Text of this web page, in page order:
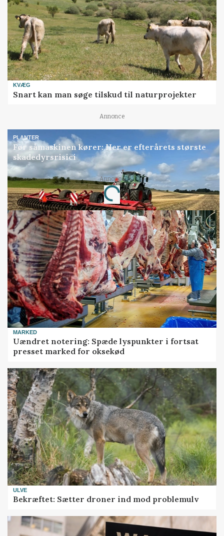
KVÆG
Snart kan man søge tilskud til naturprojekter
Annonce
PLANTER
Før såmaskinen kører: Her er efterårets største
skadedyrsrisici
Annonce
Loading...
MARKED
Uændret notering: Spæde lyspunkter i fortsat
presset marked for oksekød
ULVE
Bekræftet: Sætter droner ind mod problemulv